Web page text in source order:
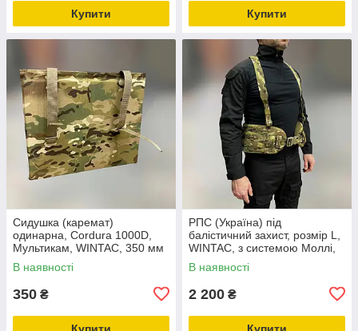
Купити Купити
Сидушка (каремат)
одинарна, Cordura 1000D,
Мультикам, WINTAC, 350 мм
х 300 мм х 20 мм, шлейки
для кріплення
В наявності
350 ₴
РПС (Україна) під
балістичний захист, розмір L,
WINTAC, з системою Моллі,
Мультикам, жилет
розвантажувальний, варбелт
В наявності
2 200 ₴